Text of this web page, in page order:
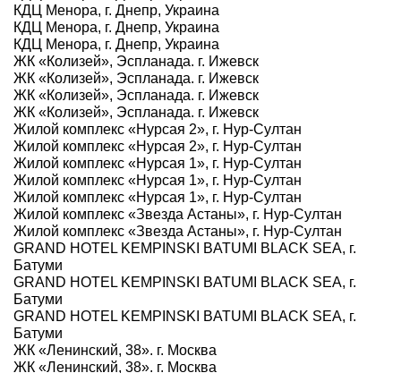
КДЦ Менора, г. Днепр, Украина
КДЦ Менора, г. Днепр, Украина
КДЦ Менора, г. Днепр, Украина
ЖК «Колизей», Эспланада. г. Ижевск
ЖК «Колизей», Эспланада. г. Ижевск
ЖК «Колизей», Эспланада. г. Ижевск
ЖК «Колизей», Эспланада. г. Ижевск
Жилой комплекс «Нурсая 2», г. Нур-Султан
Жилой комплекс «Нурсая 2», г. Нур-Султан
Жилой комплекс «Нурсая 1», г. Нур-Султан
Жилой комплекс «Нурсая 1», г. Нур-Султан
Жилой комплекс «Нурсая 1», г. Нур-Султан
Жилой комплекс «Звезда Астаны», г. Нур-Султан
Жилой комплекс «Звезда Астаны», г. Нур-Султан
GRAND HOTEL KEMPINSKI BATUMI BLACK SEA, г.
Батуми
GRAND HOTEL KEMPINSKI BATUMI BLACK SEA, г.
Батуми
GRAND HOTEL KEMPINSKI BATUMI BLACK SEA, г.
Батуми
ЖК «Ленинский, 38». г. Москва
ЖК «Ленинский, 38». г. Москва